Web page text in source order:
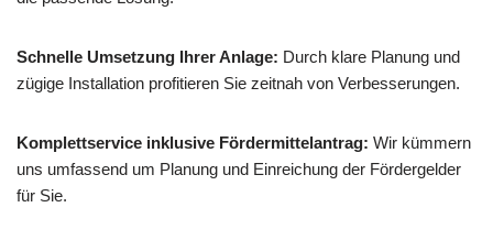
Schnelle Umsetzung Ihrer Anlage: Durch klare Planung und
zügige Installation profitieren Sie zeitnah von Verbesserungen.
Komplettservice inklusive Fördermittelantrag: Wir kümmern
uns umfassend um Planung und Einreichung der Fördergelder
für Sie.